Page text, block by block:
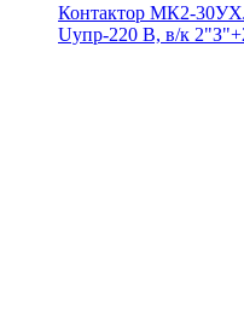
Контактор МК2-
Uупр-220 В, в/к